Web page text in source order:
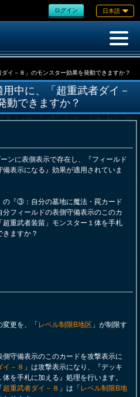
ログイン 日本語
イ－８」のモンスター効果を発動できますか？
用中に、「超重武者ダイ－
動できますか？
ンに表側表示で存在し、『フィールド
表示になる』効果が適用されていま
の『③：自分の墓地に魔法・罠カード
フィールドの表側守備表示のこのカ
重武者装留」モンスター１体を手札
ますか？
更を、「 レベル制限B地区 」が制限す
守備表示のこのカードを攻撃表示に
イ－８ 」は攻撃表示になり、『デッキ
を手札に加える』処理を行います。
超重武者ダイ－８ 」は「 レベル制限B地